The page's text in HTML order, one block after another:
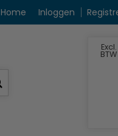
Home Inloggen
Excl.
BTW